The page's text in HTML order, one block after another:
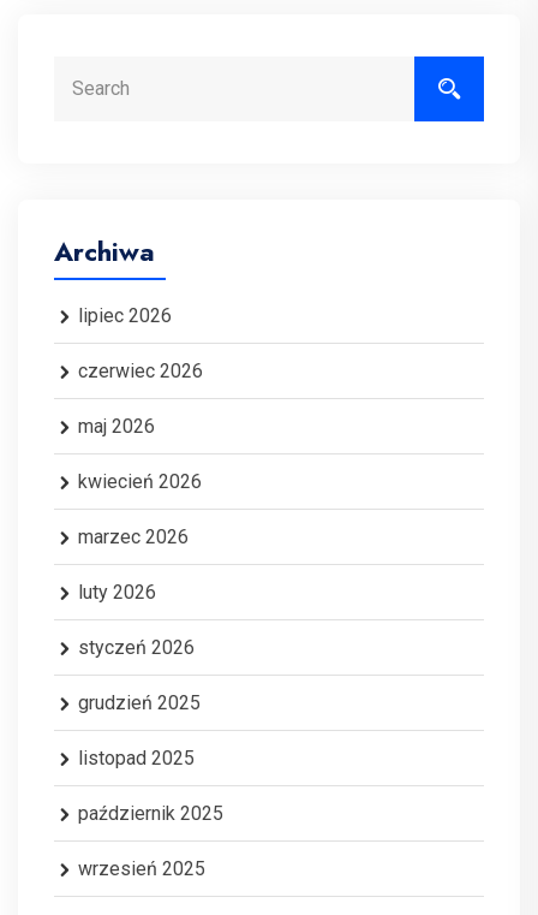
Archiwa
lipiec 2026
czerwiec 2026
maj 2026
kwiecień 2026
marzec 2026
luty 2026
styczeń 2026
grudzień 2025
listopad 2025
październik 2025
wrzesień 2025